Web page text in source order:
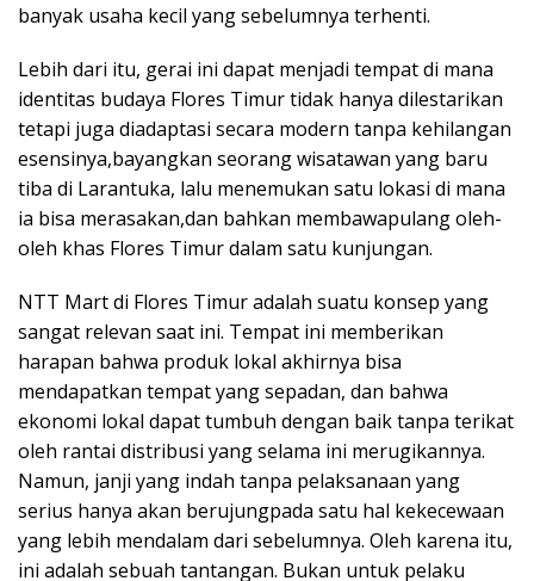
banyak usaha kecil yang sebelumnya terhenti.
Lebih dari itu, gerai ini dapat menjadi tempat di mana
identitas budaya Flores Timur tidak hanya dilestarikan
tetapi juga diadaptasi secara modern tanpa kehilangan
esensinya,bayangkan seorang wisatawan yang baru
tiba di Larantuka, lalu menemukan satu lokasi di mana
ia bisa merasakan,dan bahkan membawapulang oleh-
oleh khas Flores Timur dalam satu kunjungan.
NTT Mart di Flores Timur adalah suatu konsep yang
sangat relevan saat ini. Tempat ini memberikan
harapan bahwa produk lokal akhirnya bisa
mendapatkan tempat yang sepadan, dan bahwa
ekonomi lokal dapat tumbuh dengan baik tanpa terikat
oleh rantai distribusi yang selama ini merugikannya.
Namun, janji yang indah tanpa pelaksanaan yang
serius hanya akan berujungpada satu hal kekecewaan
yang lebih mendalam dari sebelumnya. Oleh karena itu,
ini adalah sebuah tantangan. Bukan untuk pelaku